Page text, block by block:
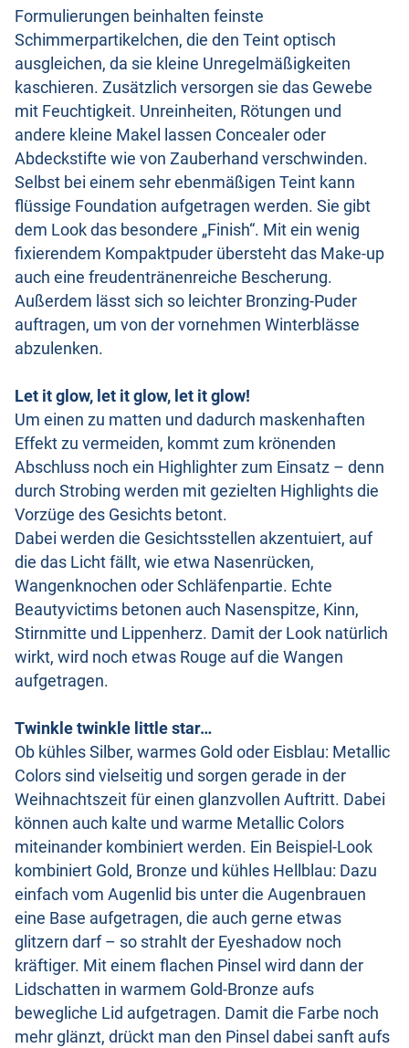
Formulierungen beinhalten feinste
Schimmerpartikelchen, die den Teint optisch
ausgleichen, da sie kleine Unregelmäßigkeiten
kaschieren. Zusätzlich versorgen sie das Gewebe
mit Feuchtigkeit. Unreinheiten, Rötungen und
andere kleine Makel lassen Concealer oder
Abdeckstifte wie von Zauberhand verschwinden.
Selbst bei einem sehr ebenmäßigen Teint kann
flüssige Foundation aufgetragen werden. Sie gibt
dem Look das besondere „Finish“. Mit ein wenig
fixierendem Kompaktpuder übersteht das Make-up
auch eine freudentränenreiche Bescherung.
Außerdem lässt sich so leichter Bronzing-Puder
auftragen, um von der vornehmen Winterblässe
abzulenken.
Let it glow, let it glow, let it glow!
Um einen zu matten und dadurch maskenhaften
Effekt zu vermeiden, kommt zum krönenden
Abschluss noch ein Highlighter zum Einsatz – denn
durch Strobing werden mit gezielten Highlights die
Vorzüge des Gesichts betont.
Dabei werden die Gesichtsstellen akzentuiert, auf
die das Licht fällt, wie etwa Nasenrücken,
Wangenknochen oder Schläfenpartie. Echte
Beautyvictims betonen auch Nasenspitze, Kinn,
Stirnmitte und Lippenherz. Damit der Look natürlich
wirkt, wird noch etwas Rouge auf die Wangen
aufgetragen.
Twinkle twinkle little star…
Ob kühles Silber, warmes Gold oder Eisblau: Metallic
Colors sind vielseitig und sorgen gerade in der
Weihnachtszeit für einen glanzvollen Auftritt. Dabei
können auch kalte und warme Metallic Colors
miteinander kombiniert werden. Ein Beispiel-Look
kombiniert Gold, Bronze und kühles Hellblau: Dazu
einfach vom Augenlid bis unter die Augenbrauen
eine Base aufgetragen, die auch gerne etwas
glitzern darf – so strahlt der Eyeshadow noch
kräftiger. Mit einem flachen Pinsel wird dann der
Lidschatten in warmem Gold-Bronze aufs
bewegliche Lid aufgetragen. Damit die Farbe noch
mehr glänzt, drückt man den Pinsel dabei sanft aufs